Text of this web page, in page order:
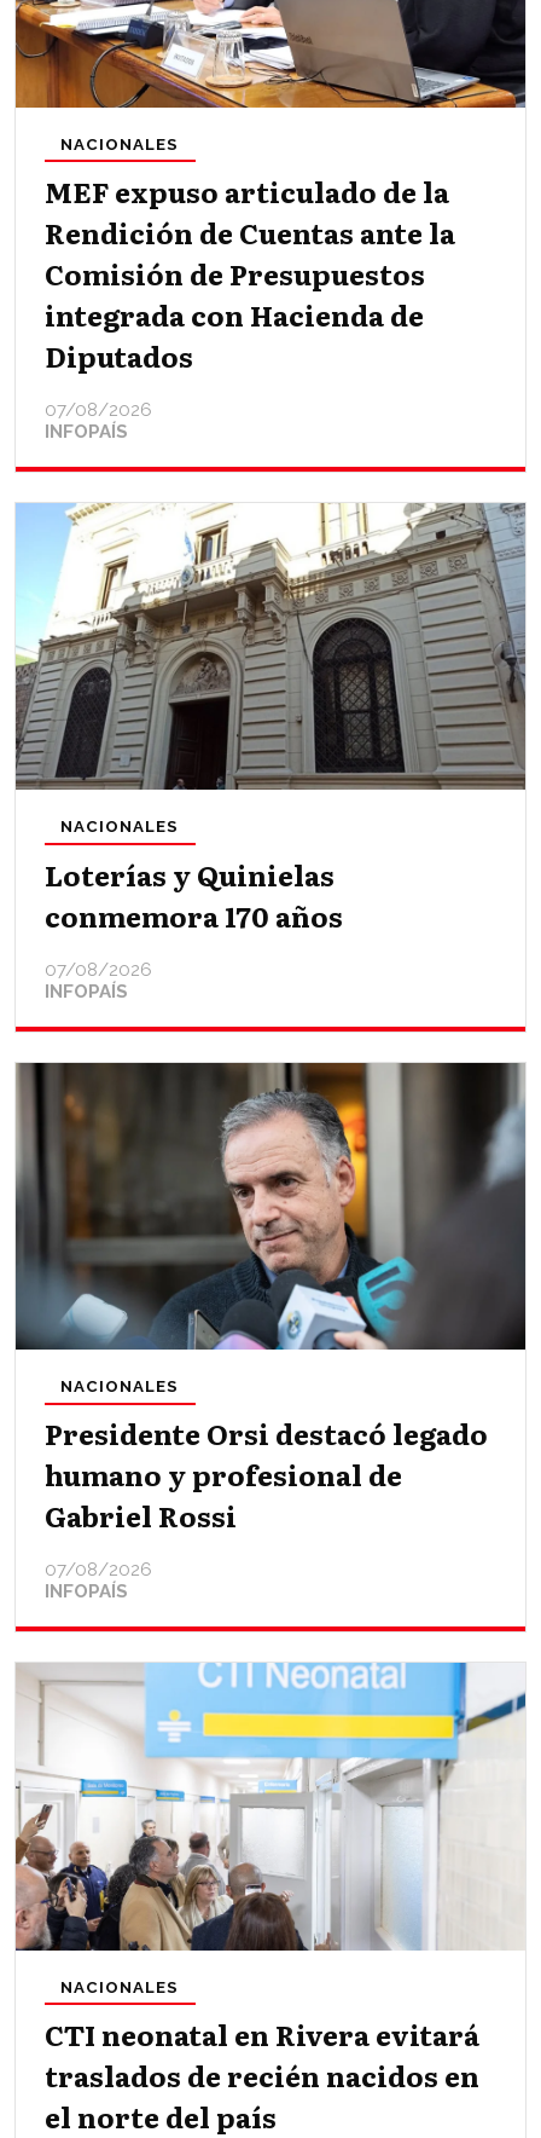
MEF expuso articulado de la
Rendición de Cuentas ante la
Comisión de Presupuestos
integrada con Hacienda de
Diputados
INFOPAÍS
NACIONALES
07/08/2026
Loterías y Quinielas
conmemora 170 años
INFOPAÍS
NACIONALES
07/08/2026
Presidente Orsi destacó legado
humano y profesional de
Gabriel Rossi
INFOPAÍS
NACIONALES
07/08/2026
CTI neonatal en Rivera evitará
traslados de recién nacidos en
el norte del país
NACIONALES